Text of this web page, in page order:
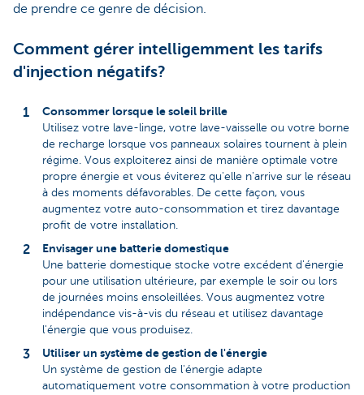
de prendre ce genre de décision.
Comment gérer intelligemment les tarifs
d'injection négatifs?
Consommer lorsque le soleil brille
Utilisez votre lave-linge, votre lave-vaisselle ou votre borne
de recharge lorsque vos panneaux solaires tournent à plein
régime. Vous exploiterez ainsi de manière optimale votre
propre énergie et vous éviterez qu'elle n'arrive sur le réseau
à des moments défavorables. De cette façon, vous
augmentez votre auto-consommation et tirez davantage
profit de votre installation.
Envisager une batterie domestique
Une batterie domestique stocke votre excédent d'énergie
pour une utilisation ultérieure, par exemple le soir ou lors
de journées moins ensoleillées. Vous augmentez votre
indépendance vis-à-vis du réseau et utilisez davantage
l'énergie que vous produisez.
Utiliser un système de gestion de l'énergie
Un système de gestion de l'énergie adapte
automatiquement votre consommation à votre production